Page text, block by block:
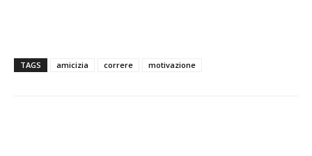
TAGS amicizia correre motivazione